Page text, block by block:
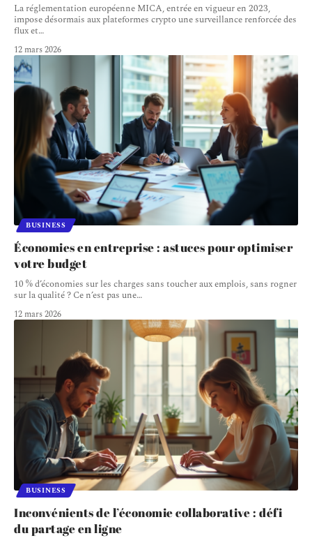
La réglementation européenne MICA, entrée en vigueur en 2023,
impose désormais aux plateformes crypto une surveillance renforcée des
flux et…
12 mars 2026
BUSINESS
Économies en entreprise : astuces pour optimiser
votre budget
10 % d’économies sur les charges sans toucher aux emplois, sans rogner
sur la qualité ? Ce n’est pas une…
12 mars 2026
BUSINESS
Inconvénients de l’économie collaborative : défi
du partage en ligne